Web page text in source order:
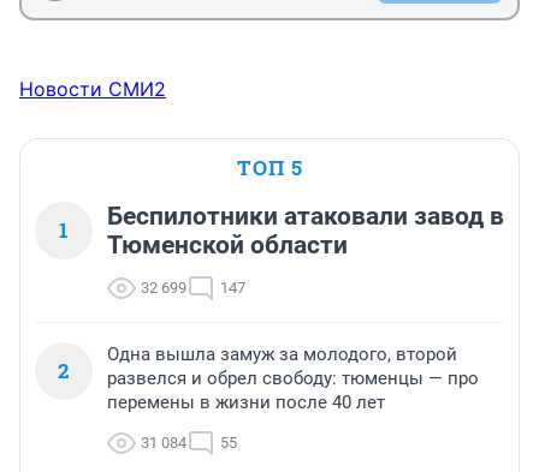
Новости СМИ2
ТОП 5
1
Беспилотники атаковали завод в
Тюменской области
32 699 147
2
Одна вышла замуж за молодого, второй
развелся и обрел свободу: тюменцы — про
перемены в жизни после 40 лет
31 084 55